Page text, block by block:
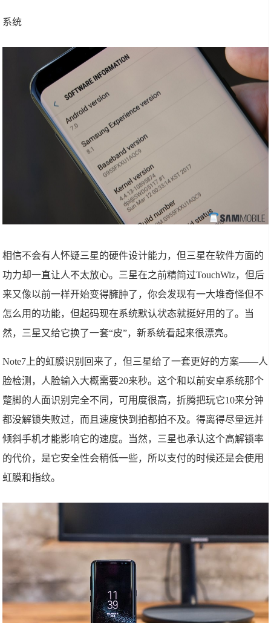
系统
相信不会有人怀疑三星的硬件设计能力，但三星在软件方面的
功力却一直让人不太放心。三星在之前精简过TouchWiz，但后
来又像以前一样开始变得臃肿了，你会发现有一大堆奇怪但不
怎么用的功能，但起码现在系统默认状态就挺好用的了。当
然，三星又给它换了一套“皮”，新系统看起来很漂亮。
Note7上的虹膜识别回来了，但三星给了一套更好的方案——人
脸检测，人脸输入大概需要20来秒。这个和以前安卓系统那个
蹩脚的人面识别完全不同，可用度很高，折腾把玩它10来分钟
都没解锁失败过，而且速度快到拍都拍不及。得离得尽量远并
倾斜手机才能影响它的速度。当然，三星也承认这个高解锁率
的代价，是它安全性会稍低一些，所以支付的时候还是会使用
虹膜和指纹。